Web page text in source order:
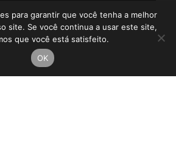
para garantir que você tenha a melhor
site. Se você continua a usar este site,
que você está satisfeito.
OK